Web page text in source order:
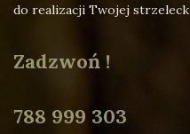
do realizacji Twojej
Zadzwoń !
788 999 303